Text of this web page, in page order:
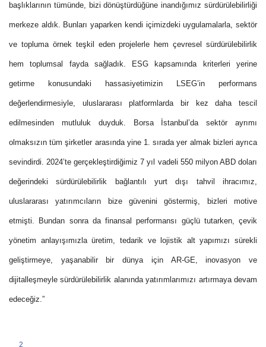
başlıklarının tümünde, bizi dönüştürdüğüne inandığımız sürdürülebilirliği
merkeze aldık. Bunları yaparken kendi içimizdeki uygulamalarla, sektör
ve topluma örnek teşkil eden projelerle hem çevresel sürdürülebilirlik
hem toplumsal fayda sağladık. ESG kapsamında kriterleri yerine
getirme konusundaki hassasiyetimizin LSEG’in performans
değerlendirmesiyle, uluslararası platformlarda bir kez daha tescil
edilmesinden mutluluk duyduk. Borsa İstanbul’da sektör ayrımı
olmaksızın tüm şirketler arasında yine 1. sırada yer almak bizleri ayrıca
sevindirdi. 2024’te gerçekleştirdiğimiz 7 yıl vadeli 550 milyon ABD doları
değerindeki sürdürülebilirlik bağlantılı yurt dışı tahvil ihracımız,
uluslararası yatırımcıların bize güvenini göstermiş, bizleri motive
etmişti. Bundan sonra da finansal performansı güçlü tutarken, çevik
yönetim anlayışımızla üretim, tedarik ve lojistik alt yapımızı sürekli
geliştirmeye, yaşanabilir bir dünya için AR-GE, inovasyon ve
dijitalleşmeyle sürdürülebilirlik alanında yatırımlarımızı artırmaya devam
edeceğiz.”